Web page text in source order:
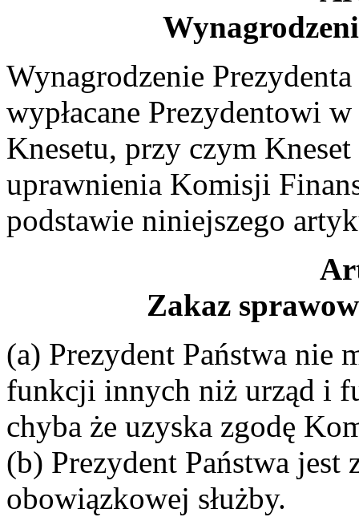
Wynagrodzenie
wypłacane Prezydentowi
Knesetu, przy czym
uprawnienia Komisji
podstawie niniejszego
Zakaz
(a) Prezydent Państwa nie
funkcji innych niż urząd i
chyba że uzyska zgodę
(b) Prezydent Państwa
obowiązkowej służby.